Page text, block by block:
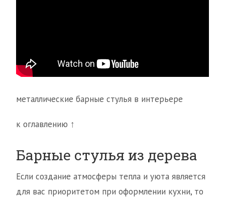
металлические барные стулья в интерьере
к оглавлению ↑
Барные стулья из дерева
Если создание атмосферы тепла и уюта является
для вас приоритетом при оформлении кухни, то